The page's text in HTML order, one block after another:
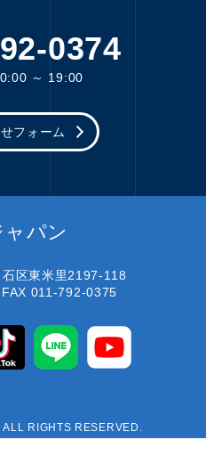
0374
～ 19:00
フォーム
パン
区東米里2197-118
011-792-0375
RIGHTS RESERVED.